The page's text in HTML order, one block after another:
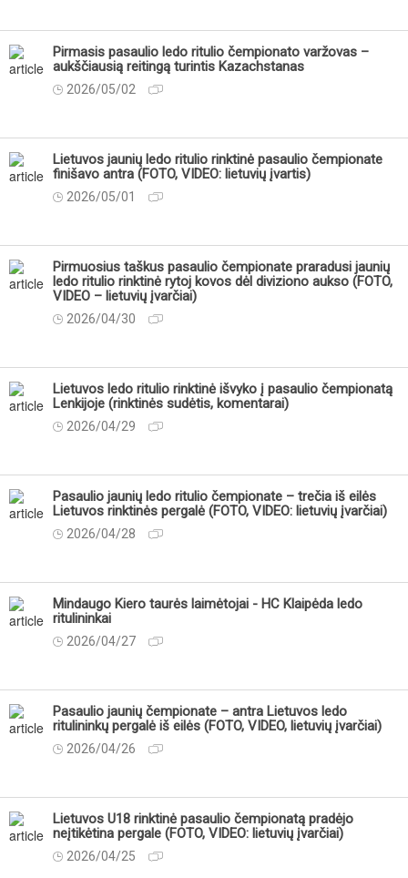
Pirmasis pasaulio ledo ritulio čempionato varžovas –
aukščiausią reitingą turintis Kazachstanas
2026/05/02
Lietuvos jaunių ledo ritulio rinktinė pasaulio čempionate
finišavo antra (FOTO, VIDEO: lietuvių įvartis)
2026/05/01
Pirmuosius taškus pasaulio čempionate praradusi jaunių
ledo ritulio rinktinė rytoj kovos dėl diviziono aukso (FOTO,
VIDEO – lietuvių įvarčiai)
2026/04/30
Lietuvos ledo ritulio rinktinė išvyko į pasaulio čempionatą
Lenkijoje (rinktinės sudėtis, komentarai)
2026/04/29
Pasaulio jaunių ledo ritulio čempionate – trečia iš eilės
Lietuvos rinktinės pergalė (FOTO, VIDEO: lietuvių įvarčiai)
2026/04/28
Mindaugo Kiero taurės laimėtojai - HC Klaipėda ledo
ritulininkai
2026/04/27
Pasaulio jaunių čempionate – antra Lietuvos ledo
ritulininkų pergalė iš eilės (FOTO, VIDEO, lietuvių įvarčiai)
2026/04/26
Lietuvos U18 rinktinė pasaulio čempionatą pradėjo
neįtikėtina pergale (FOTO, VIDEO: lietuvių įvarčiai)
2026/04/25